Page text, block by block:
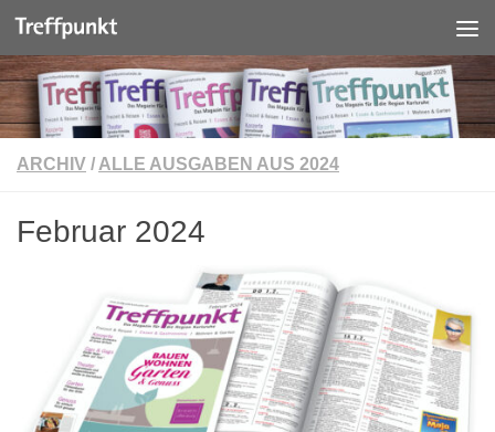
Unter dem Inhalt
ARCHIV / ALLE AUSGABEN AUS 2024
Februar 2024